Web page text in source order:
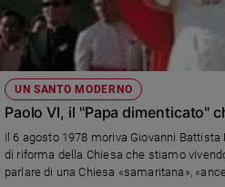
Sport
Interviste
Papa
Papa
Chiesa
Chiesa
UN SANTO MODERNO
Paolo VI, il "Papa dimenticato"
Il 6 agosto 1978 moriva Giovanni
di riforma della Chiesa che stiamo
parlare di una Chiesa «samaritana»,